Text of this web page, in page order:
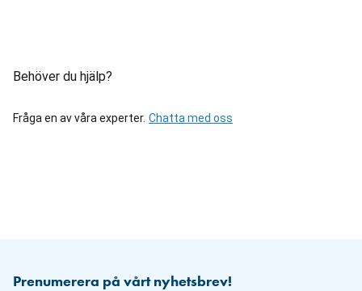
Behöver du hjälp?
Fråga en av våra experter. Chatta med oss
Prenumerera på vårt nyhetsbrev!